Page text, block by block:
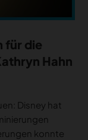
für die
Hahn
Disney hat
konnte